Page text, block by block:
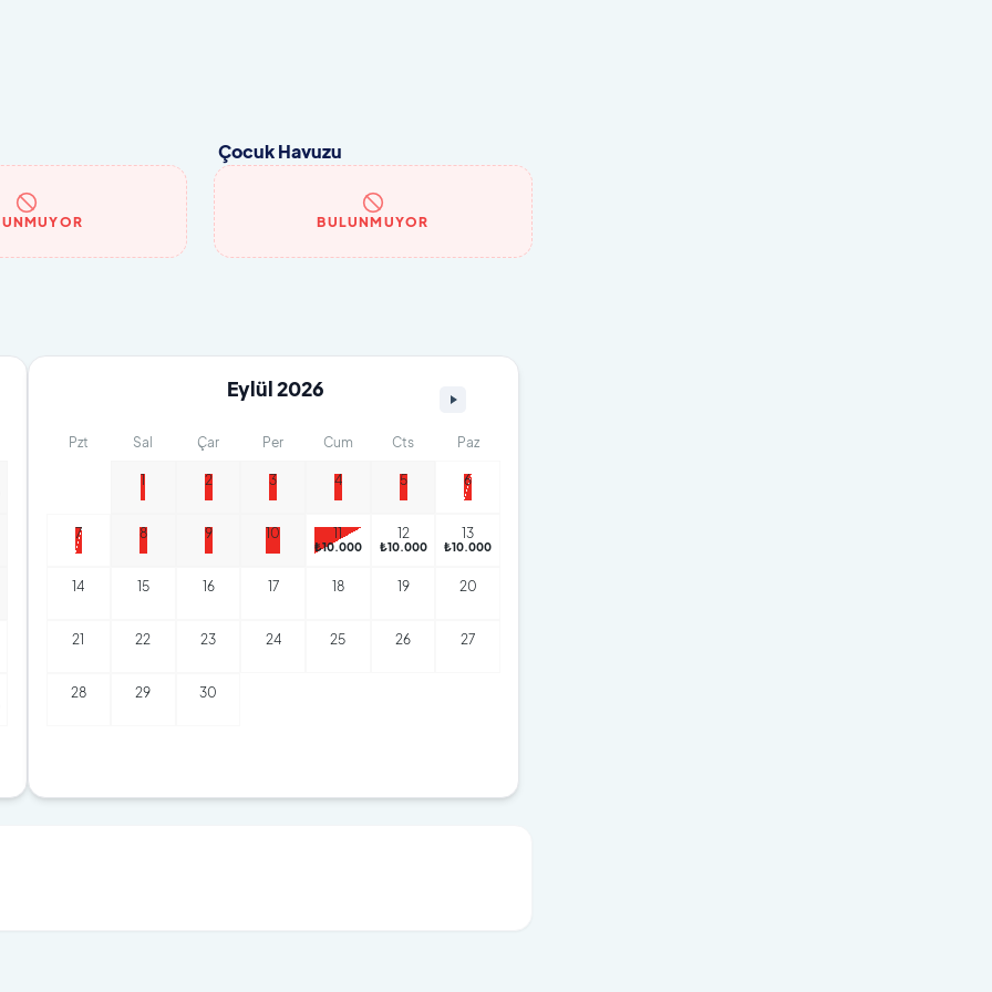
Çocuk Havuzu
BULUNMUYOR
Eylül 2026
Pzt Sal Çar Per Cum Cts Paz
1 2 3 4 5 6
7 8 9 10 11
₺10.000
12
₺10.000
13
₺10.000
14 15 16 17 18 19 20
21 22 23 24 25 26 27
28 29 30